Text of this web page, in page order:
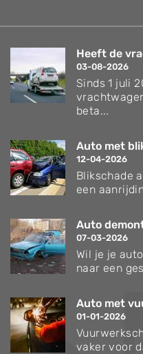
Heeft de
03-08-2026
Sinds 1 juli
beta...
Auto met
12-04-2026
Blikschade
een
Auto
07-03-2026
Wil je je
naar een
Auto met
01-01-2026
vaker voor